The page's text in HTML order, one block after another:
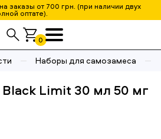
заказы от 700 грн. (при наличии двух
оптате).
0
Наборы для самозамеса
Limit 30 мл 50 мг